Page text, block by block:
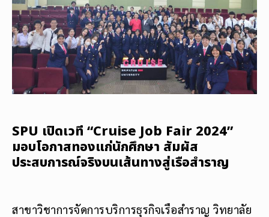
SPU เปิดเวที “Cruise Job Fair 2024”
มอบโอกาสทองแก่นักศึกษา สัมผัส
ประสบการณ์จริงบนเส้นทางสู่เรือสำราญ
สาขาวิชาการจัดการบริการธุรกิจเรือสำราญ วิทยาลัย